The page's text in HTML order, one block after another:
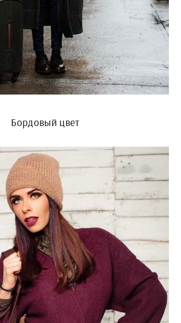
Бордовый цвет